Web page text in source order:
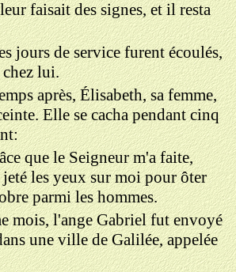
faisait des signes, et il resta
jours de service furent écoulés,
lui.
après, Élisabeth, sa femme,
Elle se cacha pendant cinq
que le Seigneur m'a faite,
les yeux sur moi pour ôter
parmi les hommes.
mois, l'ange Gabriel fut envoyé
une ville de Galilée, appelée